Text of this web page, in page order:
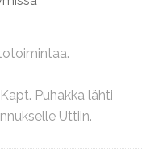
Puhakka lähti
Uttiin.